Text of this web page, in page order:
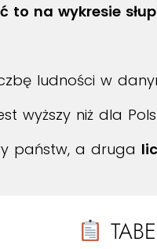
to na wykresie
ludności w
wyższy niż dla
państw, a druga